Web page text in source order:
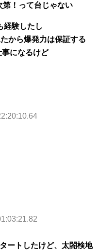
！って台じゃない
経験したし
から爆発力は保証する
になるけど
ートしたけど、太閤検地